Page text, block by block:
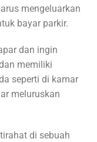
mengeluarkan
bayar parkir.
dan ingin
memiliki
seperti di kamar
meluruskan
di sebuah